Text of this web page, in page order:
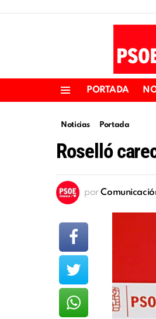
PORTADA
Noticias Portada
Roselló
por